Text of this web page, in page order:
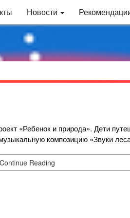
Новости
«Ребенок и природа». Дети
композицию «Звуки
Continue Reading